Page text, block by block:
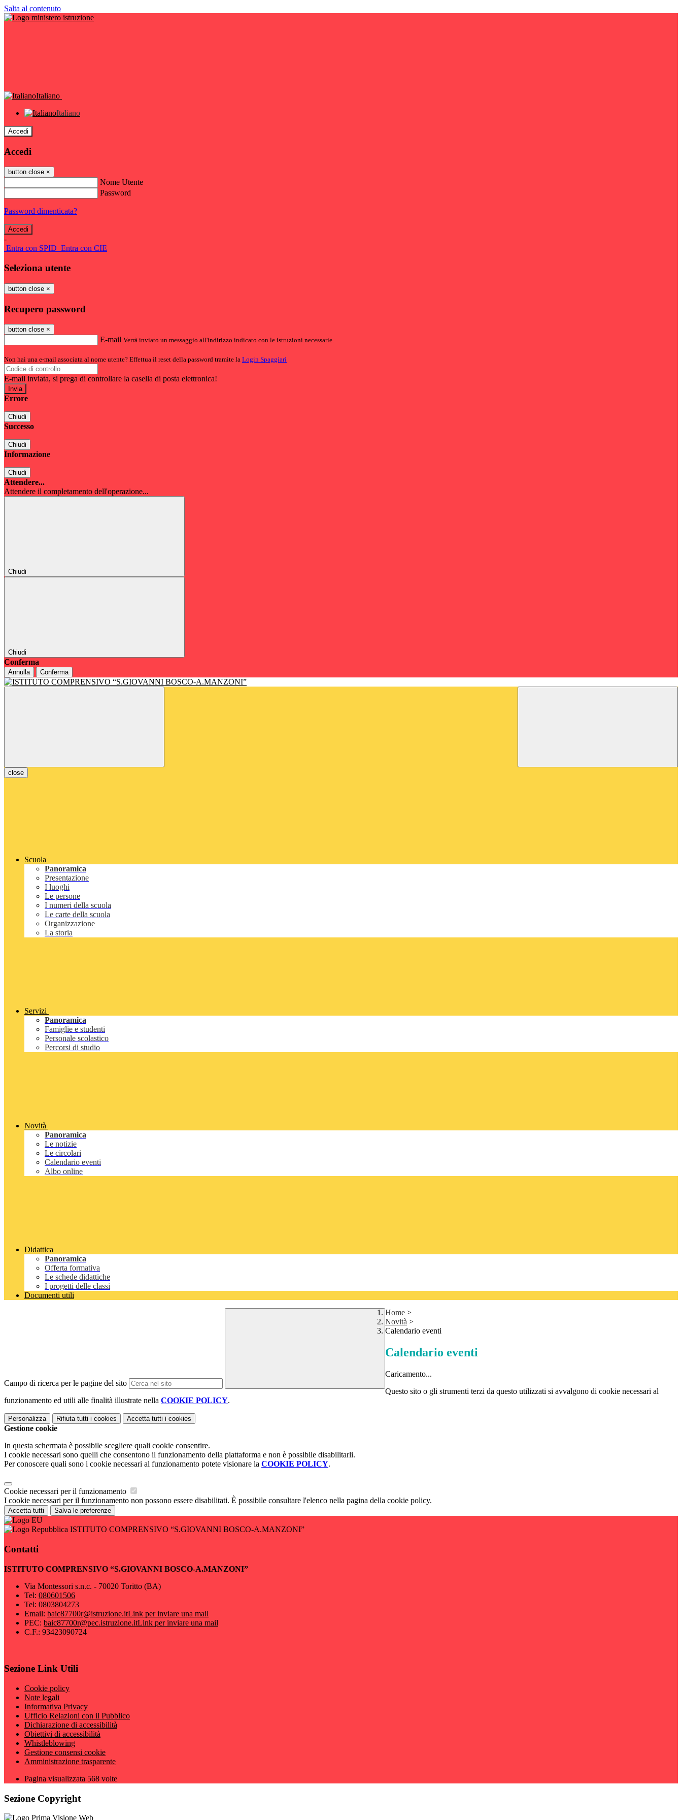
Salta al contenuto
Italiano
Italiano
Accedi
Accedi
button close ×
Nome Utente
Password
Password dimenticata?
-
Entra con SPID Entra con CIE
Seleziona utente
button close ×
Recupero password
button close ×
E-mail Verrà inviato un messaggio all'indirizzo indicato con le istruzioni necessarie.
Non hai una e-mail associata al nome utente? Effettua il reset della password tramite la Login Spaggiari
E-mail inviata, si prega di controllare la casella di posta elettronica!
Errore
Chiudi
Successo
Chiudi
Informazione
Chiudi
Attendere...
Attendere il completamento dell'operazione...
Chiudi
Chiudi
Conferma
Annulla Conferma
close
Scuola
Panoramica
Presentazione
I luoghi
Le persone
I numeri della scuola
Le carte della scuola
Organizzazione
La storia
Servizi
Panoramica
Famiglie e studenti
Personale scolastico
Percorsi di studio
Novità
Panoramica
Le notizie
Le circolari
Calendario eventi
Albo online
Didattica
Panoramica
Offerta formativa
Le schede didattiche
I progetti delle classi
Documenti utili
Campo di ricerca per le pagine del sito
Home >
Novità >
Calendario eventi
Calendario eventi
Caricamento...
Questo sito o gli strumenti terzi da questo utilizzati si avvalgono di cookie necessari al
funzionamento ed utili alle finalità illustrate nella COOKIE POLICY.
Personalizza Rifiuta tutti i cookies Accetta tutti i cookies
Gestione cookie
In questa schermata è possibile scegliere quali cookie consentire.
I cookie necessari sono quelli che consentono il funzionamento della piattaforma e non è possibile disabilitarli.
Per conoscere quali sono i cookie necessari al funzionamento potete visionare la COOKIE POLICY.
Cookie necessari per il funzionamento
I cookie necessari per il funzionamento non possono essere disabilitati. È possibile consultare l'elenco nella pagina della cookie policy.
Accetta tutti Salva le preferenze
ISTITUTO COMPRENSIVO “S.GIOVANNI BOSCO-A.MANZONI”
Contatti
ISTITUTO COMPRENSIVO “S.GIOVANNI BOSCO-A.MANZONI”
Via Montessori s.n.c. - 70020 Toritto (BA)
Tel: 080601506
Tel: 0803804273
Email: baic87700r@istruzione.itLink per inviare una mail
PEC: baic87700r@pec.istruzione.itLink per inviare una mail
C.F.: 93423090724
Sezione Link Utili
Cookie policy
Note legali
Informativa Privacy
Ufficio Relazioni con il Pubblico
Dichiarazione di accessibilità
Obiettivi di accessibilità
Whistleblowing
Gestione consensi cookie
Amministrazione trasparente
Pagina visualizzata 568 volte
Sezione Copyright